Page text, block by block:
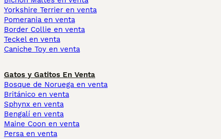
Yorkshire Terrier en venta
Pomerania en venta
Border Collie en venta
Teckel en venta
Caniche Toy en venta
Gatos y Gatitos En Venta
Bosque de Noruega en venta
Británico en venta
Sphynx en venta
Bengalí en venta
Maine Coon en venta
Persa en venta